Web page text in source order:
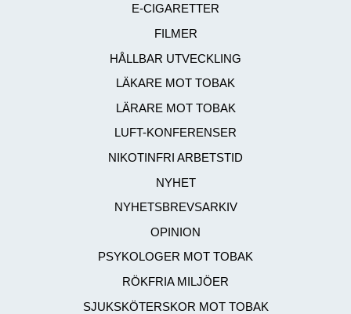
E-CIGARETTER
FILMER
HÅLLBAR UTVECKLING
LÄKARE MOT TOBAK
LÄRARE MOT TOBAK
LUFT-KONFERENSER
NIKOTINFRI ARBETSTID
NYHET
NYHETSBREVSARKIV
OPINION
PSYKOLOGER MOT TOBAK
RÖKFRIA MILJÖER
SJUKSKÖTERSKOR MOT TOBAK